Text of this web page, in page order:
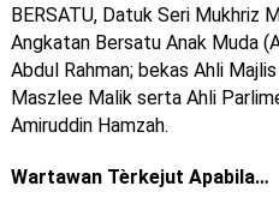
BERSATU, Datuk Seri Mukhriz
Angkatan Bersatu Anak Muda
Abdul Rahman; bekas Ahli
Maszlee Malik serta Ahli
Amiruddin Hamzah.
Wartawan Tèrkejut Apabila…